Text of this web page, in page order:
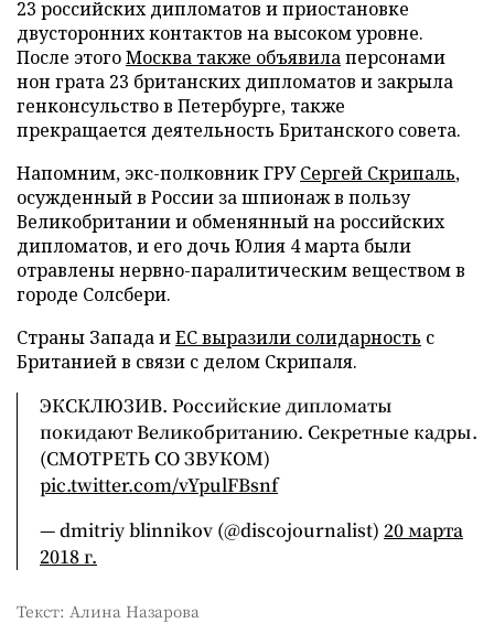
23 российских дипломатов и приостановке
двусторонних контактов на высоком уровне.
После этогоМосква также объявилаперсонами
нон грата 23 британских дипломатов и закрыла
генконсульство в Петербурге, также
прекращается деятельность Британского совета.
Напомним, экс-полковник ГРУСергей Скрипаль,
осужденный в России за шпионаж в пользу
Великобритании и обменянный на российских
дипломатов, и его дочь Юлия 4 марта были
отравлены нервно-паралитическим веществом в
городе Солсбери.
Страны Запада иЕС выразили солидарность с
Британией в связи с делом Скрипаля.
ЭКСКЛЮЗИВ. Российские дипломаты
покидают Великобританию. Секретные кадры.
(СМОТРЕТЬ СО ЗВУКОМ)
pic.twitter.com/vYpulFBsnf
— dmitriy blinnikov (@discojournalist) 20 марта
2018 г.
Текст: Алина Назарова